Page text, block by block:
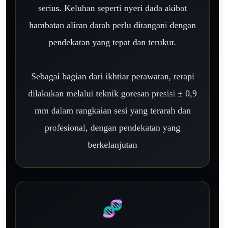
serius. Keluhan seperti nyeri dada akibat
hambatan aliran darah perlu ditangani dengan
pendekatan yang tepat dan terukur.
Sebagai bagian dari ikhtiar perawatan, terapi
dilakukan melalui teknik goresan presisi ± 0,9
mm dalam rangkaian sesi yang terarah dan
profesional, dengan pendekatan yang
berkelanjutan
🧬